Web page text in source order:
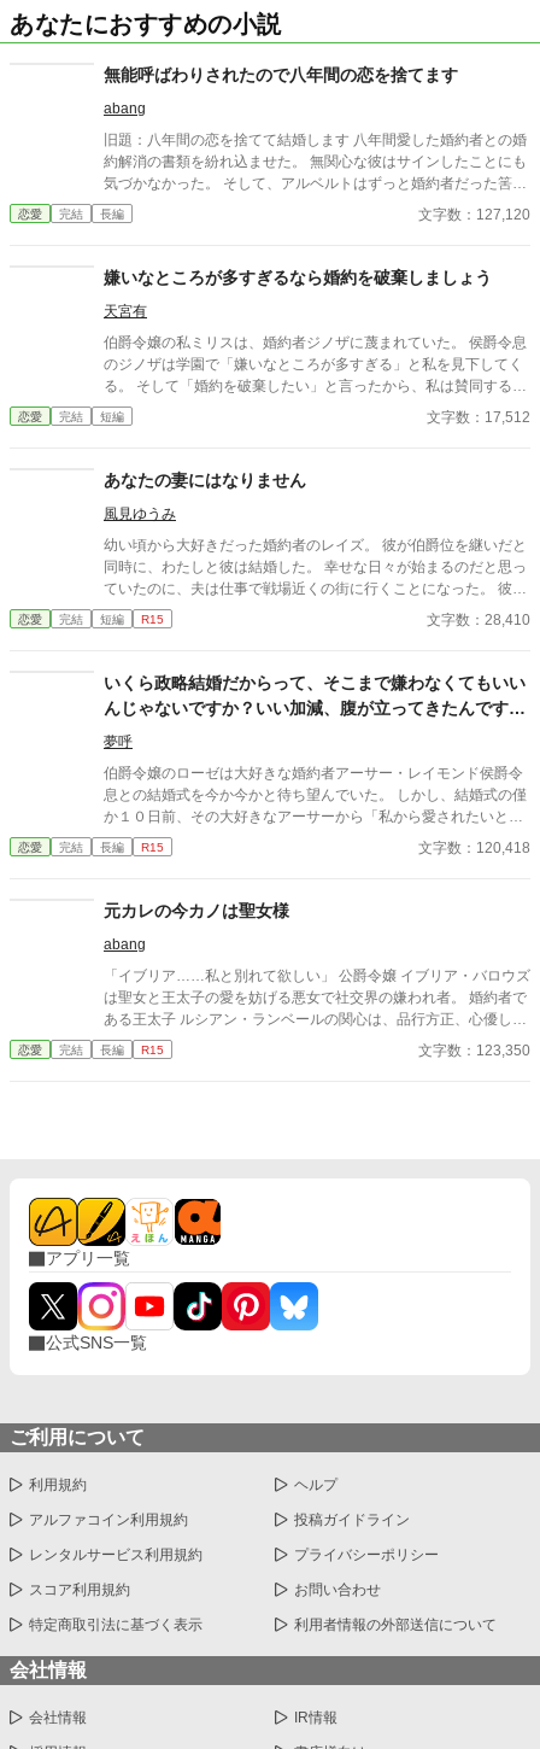
あなたにおすすめの小説
無能呼ばわりされたので八年間の恋を捨てます
abang
旧題：八年間の恋を捨てて結婚します 八年間愛した婚約者との婚
約解消の書類を紛れ込ませた。 無関心な彼はサインしたことにも
気づかなかった。 そして、アルベルトはずっと婚約者だった筈の
ルージュの婚約パーティーの記事で気付く。 彼女がアルベルトの
元を去ったことをーー。 八年もの間ずっと自分だけを盲目的に愛
る。 正式な結婚の日取りまで記された記事にアルベルトは憤る。
「今度はそうやって気を引くつもりか！？」
恋愛 完結 長編 文字数：127,120
嫌いなところが多すぎるなら婚約を破棄しましょう
天宮有
伯爵令嬢の私ミリスは、婚約者ジノザに蔑まれていた。 侯爵令息
のジノザは学園で「嫌いなところが多すぎる」と私を見下してく
る。 そして「婚約を破棄したい」と言ったから、私は賛同するこ
とにした。 どうやらジノザは公爵令嬢と婚約して、貶めた私を愛
人にするつもりでいたらしい。 そのために学園での評判を下げて
過ごしていると、ジノザは「婚約破棄を後悔している」と言い出
した。
恋愛 完結 短編 文字数：17,512
あなたの妻にはなりません
風見ゆうみ
幼い頃から大好きだった婚約者のレイズ。 彼が伯爵位を継いだと
同時に、わたしと彼は結婚した。 幸せな日々が始まるのだと思っ
ていたのに、夫は仕事で戦場近くの街に行くことになった。 彼が
旅立った数日後、わたしの元に届いたのは夫の訃報だった。 悲し
みに暮れているわたしに近づいてきたのは、夫の親友のディール
と言われていたのだと言う。 あっという間に日にちが過ぎ、ディ
ール様から求婚される。 悩みに悩んだ末に、ディール様と婚約し
たわたしに、友人と街に出た時にすれ違った男が言った。 「あの
男と結婚するのはやめなさい。彼は君の夫の殺害を依頼した男
だ」
恋愛 完結 短編 R15 文字数：28,410
いくら政略結婚だからって、そこまで嫌わなくてもいい
んじゃないですか？いい加減、腹が立ってきたんですけ
ど！
夢呼
伯爵令嬢のローゼは大好きな婚約者アーサー・レイモンド侯爵令
息との結婚式を今か今かと待ち望んでいた。 しかし、結婚式の僅
か１０日前、その大好きなアーサーから「私から愛されたいとい
う思いがあったら捨ててくれ。それに応えることは出来ない」と
告げられる。 ローゼはその言葉にショックを受け、熱を出し寝込
記憶と共に・・・。 愛されることは無いと分かっていても、覆す
子の「私」が八割心を占めているローゼが、この政略結婚に臨む
ことになる。 いくら政略結婚といえども、親に孫を見せてあげて
親孝行をしたいという願いを持つローゼは、何とかアーサーに振
り向いてもらおうと頑張るが、鉄壁のアーサーには敵わず。それ
そこまで嫌わなくてもいいんじゃないんですかね！いい加減腹立
恋愛 完結 長編 R15 文字数：120,418
元カレの今カノは聖女様
abang
「イブリア……私と別れて欲しい」 公爵令嬢 イブリア・バロウズ
は聖女と王太子の愛を妨げる悪女で社交界の嫌われ者。 婚約者で
ある王太子 ルシアン・ランベールの関心は、品行方正、心優しく
美人で慈悲深い聖女、セリエ・ジェスランに奪われ王太子ルシア
ンはついにイブリアに別れを切り出す。 極め付けには、王妃から
子。 そんなイブリアの態度がルシアンは何故か気に入らない様子
で… 更には婚約破棄されたイブリアの婚約者の座を狙う王太子の
側近達。 「私をあんなにも嫌っていた、聖女様の取り巻き達が一
体私に何の用事があって絡むの！？嫌がらせかしら……！」
恋愛 完結 長編 R15 文字数：123,350
アプリ一覧
公式SNS一覧
ご利用について
利用規約 ヘルプ
アルファコイン利用規約 投稿ガイドライン
レンタルサービス利用規約 プライバシーポリシー
スコア利用規約 お問い合わせ
特定商取引法に基づく表示 利用者情報の外部送信について
会社情報
会社情報 IR情報